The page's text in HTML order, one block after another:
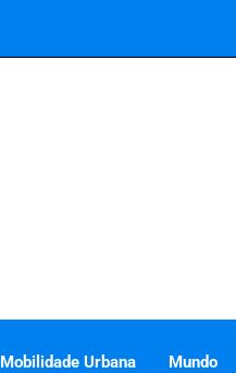
Mobilidade Urbana Mundo